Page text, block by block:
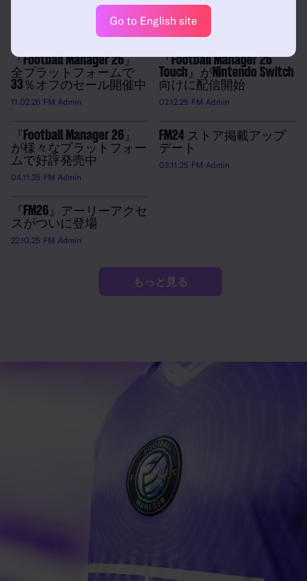
09.03.26
『Football Manager 26』
全プラットフォームで
33％オフのセール開催中
11.02.26 FM Admin
『Football Manager 26
Touch』がNintendo Switch
向けに配信開始
02.12.25 FM Admin
『Football Manager 26』
が様々なプラットフォー
ムで好評発売中
04.11.25 FM Admin
FM24 ストア掲載アップ
デート
03.11.25 FM Admin
『FM26』アーリーアクセ
スがついに登場
22.10.25 FM Admin
もっと見る
Go to English site